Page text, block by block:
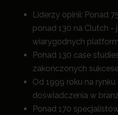
Liderzy opinii: Ponad
ponad 130 na Clutch -
wiarygodnych
Ponad 130 case
zakończonych
Od 1999 roku na
doświadczenia w
Ponad 170